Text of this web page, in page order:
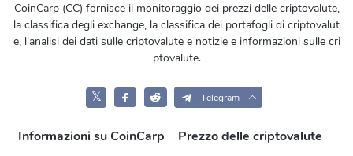
CoinCarp (CC) fornisce il monitoraggio dei prezzi delle criptovalute,
la classifica degli exchange, la classifica dei portafogli di criptovalut
e, l'analisi dei dati sulle criptovalute e notizie e informazioni sulle cri
ptovalute.
𝕏 Telegram
Informazioni su CoinCarp Prezzo delle criptovalute